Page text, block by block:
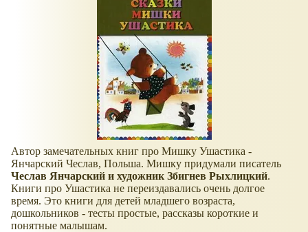
Автор замечательных книг про Мишку Ушастика -
Янчарский Чеслав, Польша. Мишку придумали писатель
Чеслав Янчарский и художник Збигнев Рыхлицкий.
Книги про Ушастика не переиздавались очень долгое
время. Это книги для детей младшего возраста,
дошкольников - тесты простые, рассказы короткие и
понятные малышам.